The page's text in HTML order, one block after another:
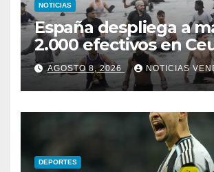
NOTICIAS
España despliega a
2.000 efectivos en
ante nueva oleada
AGOSTO 8, 2026 NOTICIAS
DEPORTES